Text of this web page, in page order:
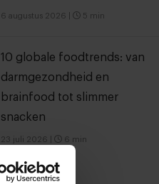
6 augustus 2026 5 min
10 globale foodtrends: van
darmgezondheid en
brainfood tot slimmer
snacken
23 juli 2026 6 min